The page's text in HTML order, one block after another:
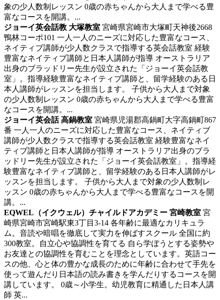
象の少人数制レッスン 0歳の赤ちゃんから大人まで学べる豊
富なコースを開講。...
ジョーイ英会話教 大塚教室 宮崎県宮崎市大塚町天神後2668
鴨林コーポ101 一人一人のニーズに対応した豊富なコース、
ネイティブ講師が少人数クラスで指導する英会話教室 経験
豊富なネイティブ講師と日本人講師が指導 オーストラリア
出身のブラッドリー先生が設立された「ジョーイ英会話教
室」。指導経験豊富なネイティブ講師と、留学経験のある日
本人講師がレッスンを担当します。 子供から大人まで対象
の少人数制レッスン 0歳の赤ちゃんから大人まで学べる豊富
なコースを開講。...
ジョーイ英会話 高鍋教室 宮崎県児湯郡高鍋町大字高鍋町867
番 一人一人のニーズに対応した豊富なコース、ネイティブ
講師が少人数クラスで指導する英会話教室 経験豊富なネイ
ティブ講師と日本人講師が指導 オーストラリア出身のブラ
ッドリー先生が設立された「ジョーイ英会話教室」。指導経
験豊富なネイティブ講師と、留学経験のある日本人講師がレ
ッスンを担当します。 子供から大人まで対象の少人数制レ
ッスン 0歳の赤ちゃんから大人まで学べる豊富なコースを開
講。...
EQWEL（イクウェル）チャイルドアカデミー 宮崎教室 宮
崎県宮崎市宮崎駅東3丁目3-14 各年齢に最適なカリキュラ
ム。音読や暗唱を徹底して実力を伸ばすスクール 全国に約
300教室。自立心や協調性を育てる 自ら学ぼうとする姿勢や
お友達との協調性を育むことを理念としています。英語コー
スの他、心と体の豊かな成長のために年齢に合わせて手先を
使って遊んだり日本語の読み書きを学んだりするコースを開
講しています。 0歳～小学生。幼児教育に精通した日本人講
師 英...